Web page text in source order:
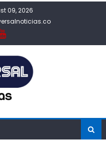
09, 2026